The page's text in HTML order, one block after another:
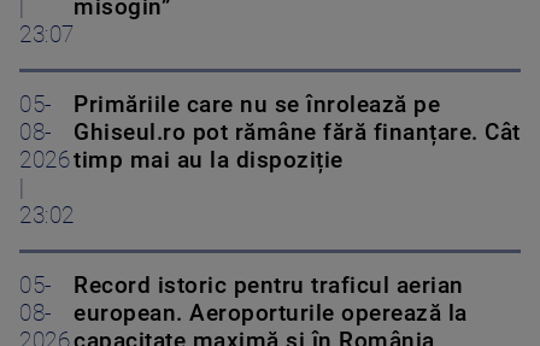
23:07
misogin”
05-
08-
2026
23:02
Primăriile care nu se înrolează pe
Ghiseul.ro pot rămâne fără finanțare. Cât
timp mai au la dispoziție
05-
08-
Record istoric pentru traficul aerian
european. Aeroporturile operează la